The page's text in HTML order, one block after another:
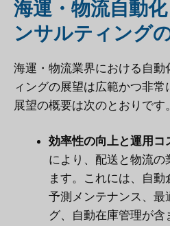
海運・物流自動
ンサルティング
海運・物流業界における自
ィングの展望は広範かつ非
展望の概要は次のとおりです。
効率性の向上と運用コ
により、配送と物流の
ます。これには、自
予測メンテナンス、最
グ、自動在庫管理が含